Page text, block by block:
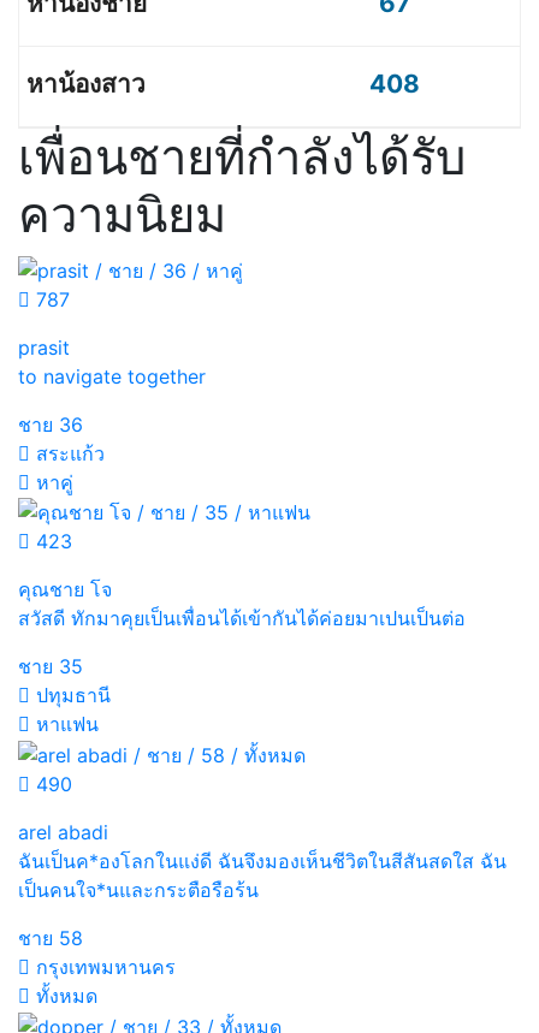
408
เพื่อนชายที่กำลังได้รับ
ความนิยม
787
prasit
to navigate together
ชาย 36
สระแก้ว
หาคู่
423
คุณชาย โจ
สวัสดี ทักมาคุยเป็นเพื่อนได้เข้ากันได้ค่อยมาเปนเป็นต่อ
ชาย 35
ปทุมธานี
หาแฟน
490
arel abadi
ฉันเป็นค*องโลกในแง่ดี ฉันจึงมองเห็นชีวิตในสีสันสดใส ฉัน
เป็นคนใจ*นและกระตือรือร้น
ชาย 58
กรุงเทพมหานคร
ทั้งหมด